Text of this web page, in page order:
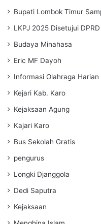
Bupati Lombok Timur
LKPJ 2025 Disetujui DPRD
Budaya Minahasa
Eric MF Dayoh
Informasi Olahraga Harian
Kejari Kab. Karo
Kejaksaan Agung
Kajari Karo
Bus Sekolah Gratis
pengurus
Longki Djanggola
Dedi Saputra
Kejaksaan